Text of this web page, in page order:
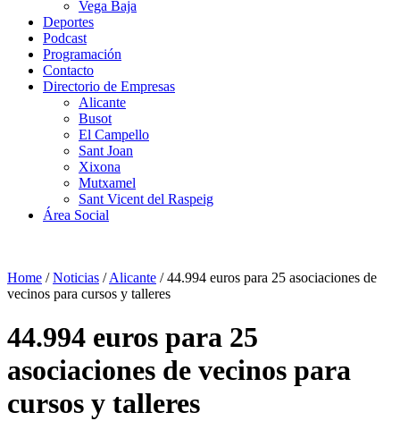
Vega Baja
Deportes
Podcast
Programación
Contacto
Directorio de Empresas
Alicante
Busot
El Campello
Sant Joan
Xixona
Mutxamel
Sant Vicent del Raspeig
Área Social
Home /Noticias /Alicante /44.994 euros para 25 asociaciones de
vecinos para cursos y talleres
44.994 euros para 25
asociaciones de vecinos para
cursos y talleres